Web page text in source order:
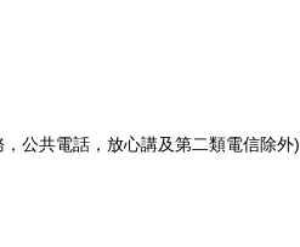
公共電話，放心講及第二類電信除外)